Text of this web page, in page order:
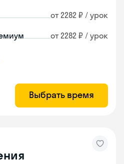
от 2282 ₽ / урок
от 2282 ₽ / урок
Выбрать время